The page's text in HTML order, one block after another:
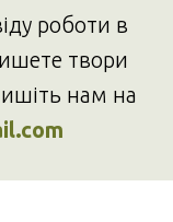
роботи в
твори
нам на